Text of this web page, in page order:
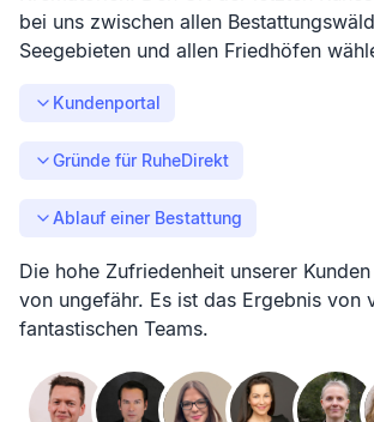
bei uns zwischen allen
Seegebieten und allen Friedhöfen
Kundenportal
Gründe für RuheDirekt
Ablauf einer Bestattung
Die hohe Zufriedenheit unserer
von ungefähr. Es ist das Ergebnis von
fantastischen Teams.